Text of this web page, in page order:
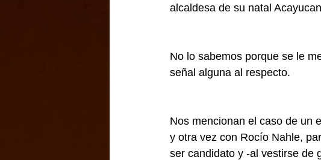
alcaldesa de su natal
No lo sabemos porque se le
señal alguna al respecto.
Nos mencionan el caso de un
y otra vez con Rocío Nahle,
ser candidato y -al vestirse de